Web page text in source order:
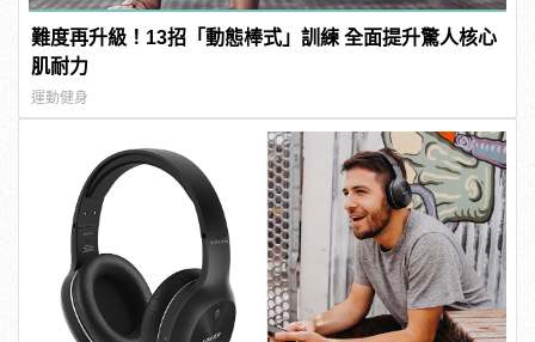
難度再升級！13招「動態棒式」訓練 全面提升驚人核心
肌耐力
運動健身